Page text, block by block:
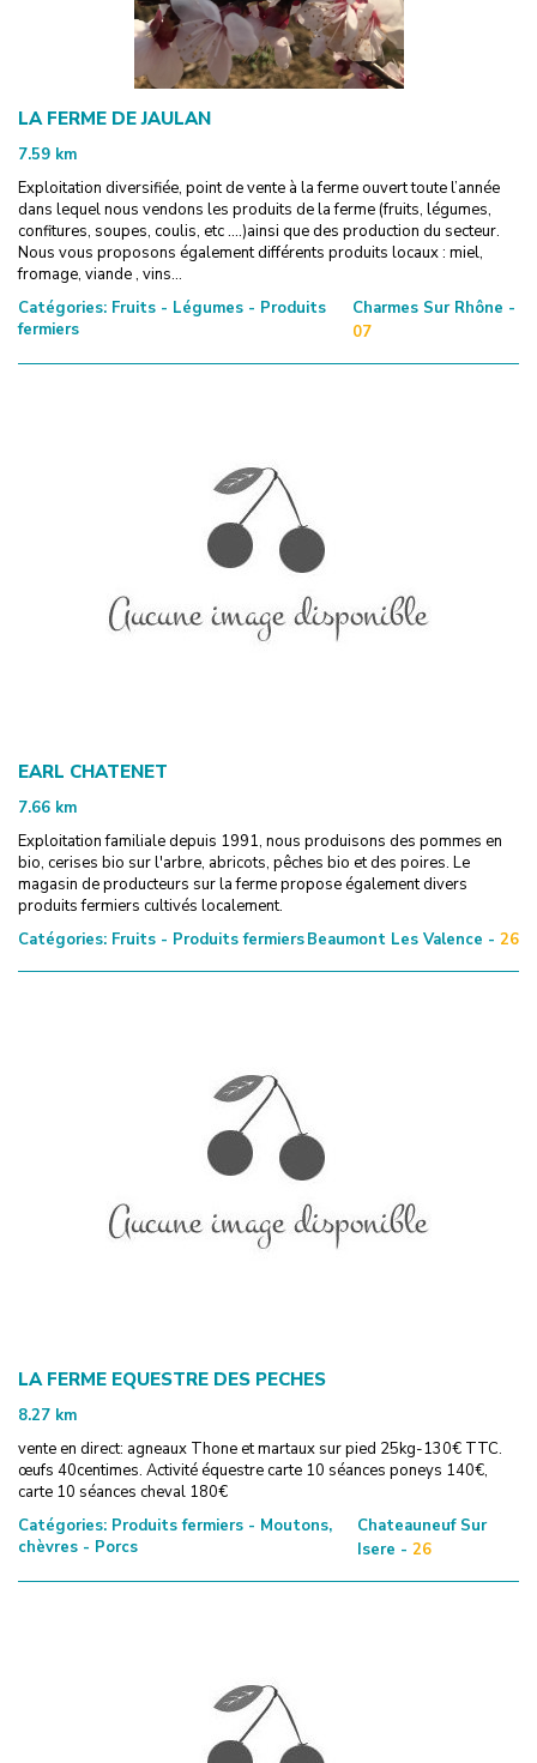
LA FERME DE JAULAN
7.59 km
Exploitation diversifiée, point de vente à la ferme ouvert toute l’année
dans lequel nous vendons les produits de la ferme (fruits, légumes,
confitures, soupes, coulis, etc ….)ainsi que des production du secteur.
Nous vous proposons également différents produits locaux : miel,
fromage, viande , vins...
Catégories: Fruits - Légumes - Produits
fermiers
Charmes Sur Rhône -
07
EARL CHATENET
7.66 km
Exploitation familiale depuis 1991, nous produisons des pommes en
bio, cerises bio sur l'arbre, abricots, pêches bio et des poires. Le
magasin de producteurs sur la ferme propose également divers
produits fermiers cultivés localement.
Catégories: Fruits - Produits fermiersBeaumont Les Valence - 26
LA FERME EQUESTRE DES PECHES
8.27 km
vente en direct: agneaux Thone et martaux sur pied 25kg-130€ TTC.
œufs 40centimes. Activité équestre carte 10 séances poneys 140€,
carte 10 séances cheval 180€
Catégories: Produits fermiers - Moutons,
chèvres - Porcs
Chateauneuf Sur
Isere - 26